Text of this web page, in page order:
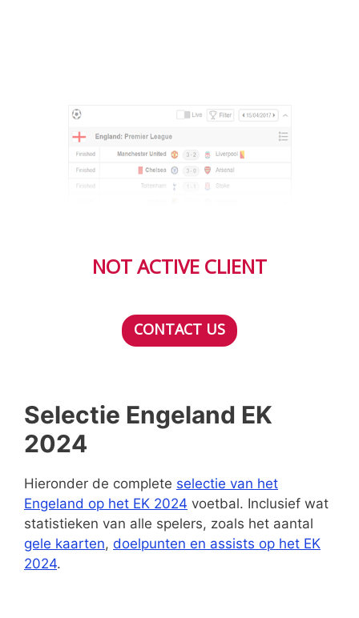
NOT ACTIVE CLIENT
CONTACT US
Selectie Engeland EK
2024
Hieronder de complete selectie van het
Engeland op het EK 2024 voetbal. Inclusief wat
statistieken van alle spelers, zoals het aantal
gele kaarten, doelpunten en assists op het EK
2024.